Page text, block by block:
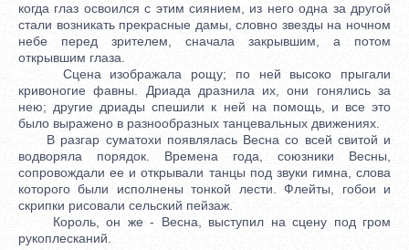
когда глаз освоился с этим сиянием, из него одна за другой
стали возникать прекрасные дамы, словно звезды на ночном
небе перед зрителем, сначала закрывшим, а потом
открывшим глаза.
Сцена изображала рощу; по ней высоко прыгали
кривоногие фавны. Дриада дразнила их, они гонялись за
нею; другие дриады спешили к ней на помощь, и все это
было выражено в разнообразных танцевальных движениях.
В разгар суматохи появлялась Весна со всей свитой и
водворяла порядок. Времена года, союзники Весны,
сопровождали ее и открывали танцы под звуки гимна, слова
которого были исполнены тонкой лести. Флейты, гобои и
скрипки рисовали сельский пейзаж.
Король, он же - Весна, выступил на сцену под гром
рукоплесканий.